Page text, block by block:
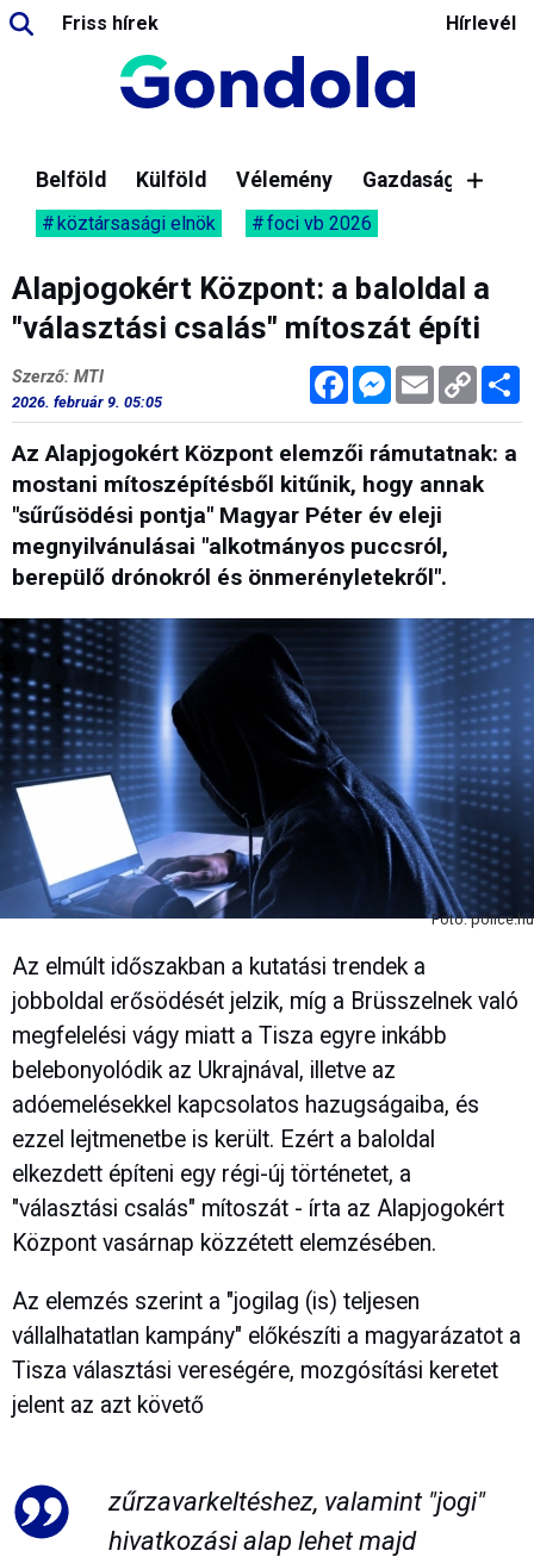
Friss hírek Hírlevél
Belföld Külföld Vélemény Gazdaság
köztársasági elnök foci vb 2026
Alapjogokért Központ: a baloldal a
"választási csalás" mítoszát építi
FacebookMessenger
Email Copy
Link
Szerző: MTI
2026. február 9. 05:05
Az Alapjogokért Központ elemzői rámutatnak: a
mostani mítoszépítésből kitűnik, hogy annak
"sűrűsödési pontja" Magyar Péter év eleji
megnyilvánulásai "alkotmányos puccsról,
berepülő drónokról és önmerényletekről".
Fotó: police.hu
Az elmúlt időszakban a kutatási trendek a
jobboldal erősödését jelzik, míg a Brüsszelnek való
megfelelési vágy miatt a Tisza egyre inkább
belebonyolódik az Ukrajnával, illetve az
adóemelésekkel kapcsolatos hazugságaiba, és
ezzel lejtmenetbe is került. Ezért a baloldal
elkezdett építeni egy régi-új történetet, a
"választási csalás" mítoszát - írta az Alapjogokért
Központ vasárnap közzétett elemzésében.
Az elemzés szerint a "jogilag (is) teljesen
vállalhatatlan kampány" előkészíti a magyarázatot a
Tisza választási vereségére, mozgósítási keretet
jelent az azt követő
zűrzavarkeltéshez, valamint "jogi"
hivatkozási alap lehet majd